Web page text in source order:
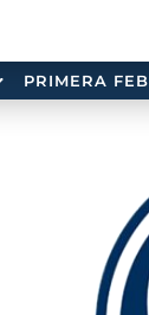
PRIMERA FEB